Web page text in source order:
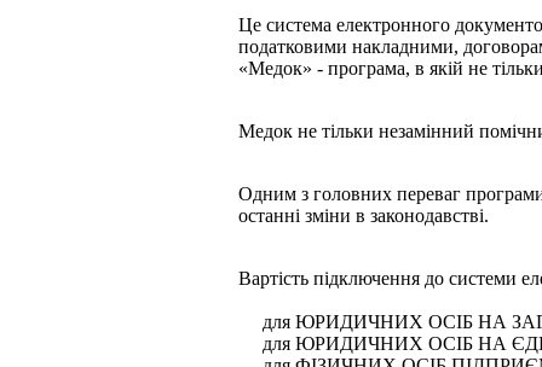
Це система електронного
податковими накладними,
«Медок» - програма, в якій не
Медок не тільки незамінний
Одним з головних переваг
останні зміни в законодавстві.
Вартість підключення до системи
для ЮРИДИЧНИХ ОСІБ НА
для ЮРИДИЧНИХ ОСІБ НА